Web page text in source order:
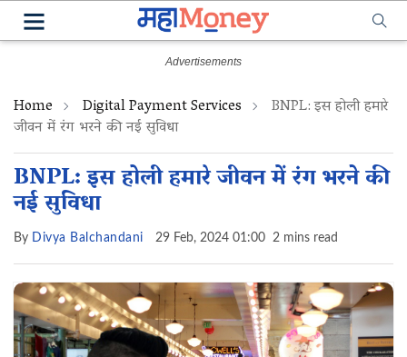
Home Digital Payment Services BNPL: इस होली हमारे
जीवन में रंग भरने की नई सुविधा
BNPL: इस होली हमारे जीवन में रंग भरने की
नई सुविधा
By Divya Balchandani 29 Feb, 2024 01:00 2 mins read